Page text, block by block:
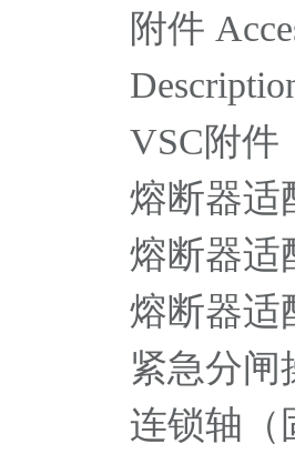
附件
VSC附件
熔断器适
熔断器适
熔断器适
紧急分闸
连锁轴（